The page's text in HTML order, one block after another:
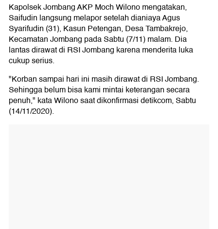
Kapolsek Jombang AKP Moch Wilono mengatakan,
Saifudin langsung melapor setelah dianiaya Agus
Syarifudin (31), Kasun Petengan, Desa Tambakrejo,
Kecamatan Jombang pada Sabtu (7/11) malam. Dia
lantas dirawat di RSI Jombang karena menderita luka
cukup serius.
"Korban sampai hari ini masih dirawat di RSI Jombang.
Sehingga belum bisa kami mintai keterangan secara
penuh," kata Wilono saat dikonfirmasi detikcom, Sabtu
(14/11/2020).